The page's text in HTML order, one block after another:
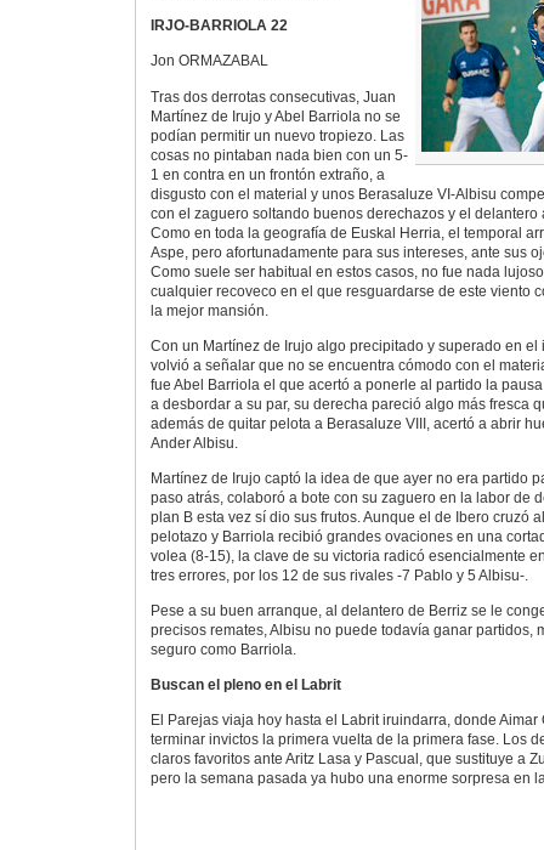
IRJO-BARRIOLA 22
Jon ORMAZABAL
Tras dos derrotas consecutivas, Juan
Martínez de Irujo y Abel Barriola no se
podían permitir un nuevo tropiezo. Las
cosas no pintaban nada bien con un 5-
1 en contra en un frontón extraño, a
disgusto con el material y unos Berasaluze VI-Albisu
con el zaguero soltando buenos derechazos y el delantero
Como en toda la geografía de Euskal Herria, el temporal
Aspe, pero afortunadamente para sus intereses, ante sus
Como suele ser habitual en estos casos, no fue nada
cualquier recoveco en el que resguardarse de este viento
la mejor mansión.
Con un Martínez de Irujo algo precipitado y superado en
volvió a señalar que no se encuentra cómodo con el
fue Abel Barriola el que acertó a ponerle al partido la
a desbordar a su par, su derecha pareció algo más fresca
además de quitar pelota a Berasaluze VIII, acertó a abrir
Ander Albisu.
Martínez de Irujo captó la idea de que ayer no era partido
paso atrás, colaboró a bote con su zaguero en la labor de
plan B esta vez sí dio sus frutos. Aunque el de Ibero cruzó
pelotazo y Barriola recibió grandes ovaciones en una
volea (8-15), la clave de su victoria radicó esencialmente
tres errores, por los 12 de sus rivales -7 Pablo y 5 Albisu-.
Pese a su buen arranque, al delantero de Berriz se le
precisos remates, Albisu no puede todavía ganar partidos,
seguro como Barriola.
Buscan el pleno en el Labrit
El Parejas viaja hoy hasta el Labrit iruindarra, donde
terminar invictos la primera vuelta de la primera fase. Los
claros favoritos ante Aritz Lasa y Pascual, que sustituye a
pero la semana pasada ya hubo una enorme sorpresa en